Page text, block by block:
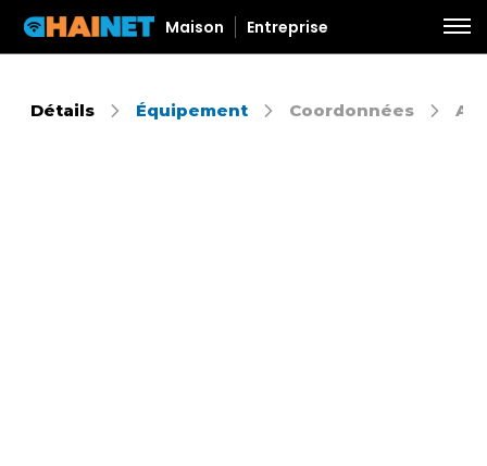
Maison Entreprise
Détails Équipement Coordonnées